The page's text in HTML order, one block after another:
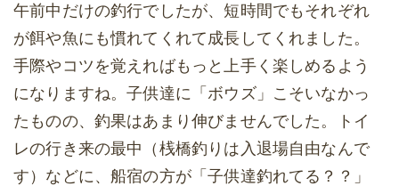
午前中だけの釣行でしたが、短時間でもそれぞれ
が餌や魚にも慣れてくれて成長してくれました。
手際やコツを覚えればもっと上手く楽しめるよう
になりますね。子供達に「ボウズ」こそいなかっ
たものの、釣果はあまり伸びませんでした。トイ
レの行き来の最中（桟橋釣りは入退場自由なんで
す）などに、船宿の方が「子供達釣れてる？？」